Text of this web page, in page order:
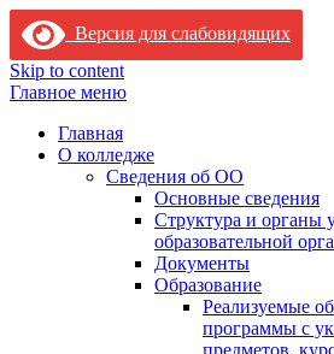
Версия для слабовидящих
Skip to content
Главное меню
Главная
О колледже
Сведения об ОО
Основные сведения
Структура и органы
образовательной
Документы
Образование
Реализуемые
программы с
предметов,